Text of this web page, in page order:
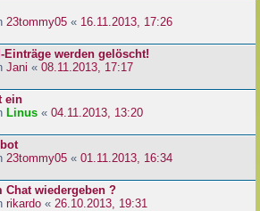
23tommy05 « 16.11.2013, 17:26
Einträge werden gelöscht!
Jani « 08.11.2013, 17:17
ein
Linus « 04.11.2013, 13:20
23tommy05 « 01.11.2013, 16:34
Chat wiedergeben ?
rikardo « 26.10.2013, 19:31